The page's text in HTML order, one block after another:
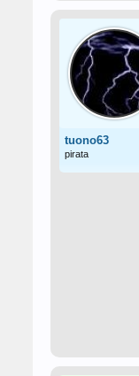
tuono63
pirata